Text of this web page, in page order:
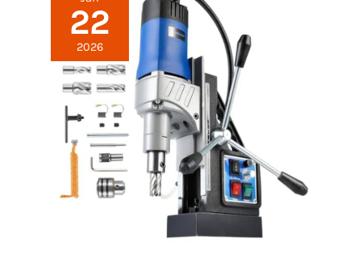
quelqu'un de la famille ou au cercle d'amis
22
2026